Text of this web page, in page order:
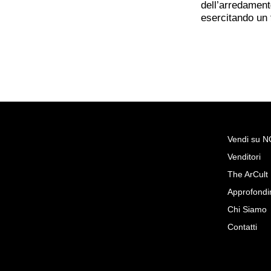
esercitando
Richiedi Maggiori Info
Avanticamino antico Carlo X
XIX secolo.
Vendi su
Venditori
The ArCult
Chi Siamo
Contatti